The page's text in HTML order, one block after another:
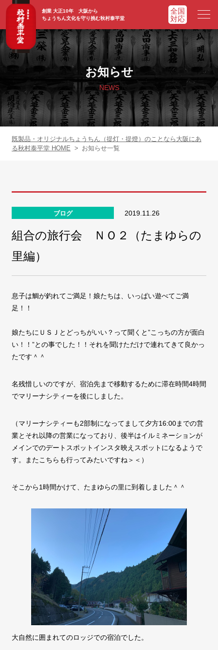
創業 大正10年 大阪から
ちょうちん文化を守り挑む秋村泰平堂
ホーム HOME
ADVATAGE
提灯一覧 CHOCHIN
お知らせ
NEWS
既製品・オリジナルちょうちん（提灯・提燈）のことなら大阪にあ
る秋村泰平堂 HOME > お知らせ一覧
ブログ 2019.11.26
組合の旅行会 ＮＯ２（たまゆらの
里編）
息子は鯛が釣れてご満足！娘たちは、いっぱい遊べてご満
足！！
娘たちにＵＳＪとどっちがいい？って聞くと”こっちの方が面白
い！！”との事でした！！それを聞けただけで連れてきて良かっ
たです＾＾
名残惜しいのですが、宿泊先まで移動するために滞在時間4時間
でマリーナシティーを後にしました。
（マリーナシティーも2部制になってまして夕方16:00までの営
業とそれ以降の営業になっており、後半はイルミネーションが
メインでのデートスポットインスタ映えスポットになるようで
す。またこちらも行ってみたいですね＞＜）
そこから1時間かけて、たまゆらの里に到着しました＾＾
大自然に囲まれてのロッジでの宿泊でした。